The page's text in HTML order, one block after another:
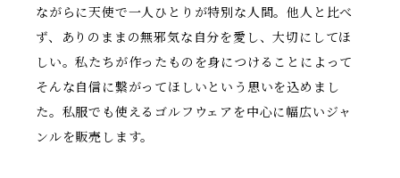
ながらに天使で一人ひとりが特別な人間。他人と比べ
ず、ありのままの無邪気な自分を愛し、大切にしてほ
しい。私たちが作ったものを身につけることによって
そんな自信に繋がってほしいという思いを込めまし
た。私服でも使えるゴルフウェアを中心に幅広いジャ
ンルを販売します。